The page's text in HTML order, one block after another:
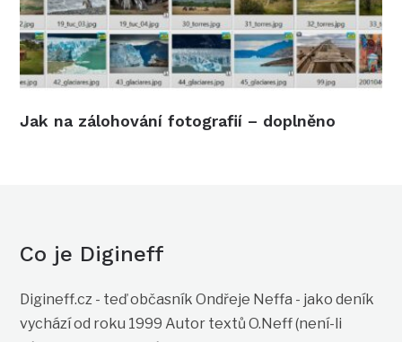
Jak na zálohování fotografií – doplněno
Co je Digineff
Digineff.cz - teď občasník Ondřeje Neffa - jako deník
vychází od roku 1999 Autor textů O.Neff (není-li